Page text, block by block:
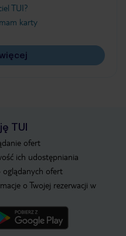
TUI?
karty
TUI
ofert
ich udostępniania
ofert
o Twojej rezerwacji w